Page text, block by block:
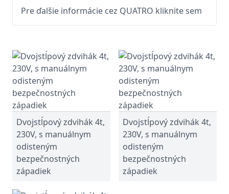
Pre ďalšie informácie cez QUATRO kliknite sem
Dvojstĺpový zdvihák 4t,
230V, s manuálnym
odisteným
bezpečnostných
západiek
Dvojstĺpový zdvihák 4t,
230V, s manuálnym
odisteným
bezpečnostných
západiek